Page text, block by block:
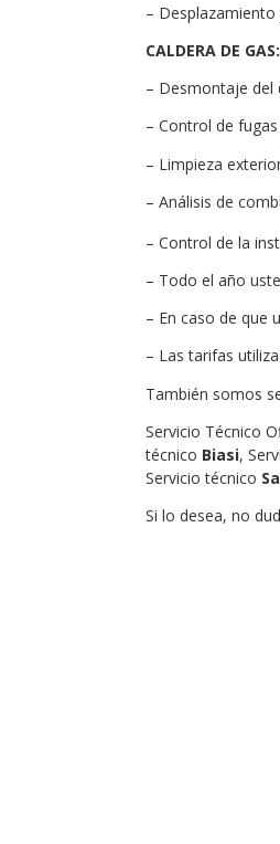
–
CALDERA DE
– Desmontaje del
– Control de
– Limpieza
– Análisis de
– Control de la
– Todo el año
– En caso de que
– Las tarifas
También somos
Servicio Técnico
técnico Biasi,
Servicio técnico
Si lo desea, no